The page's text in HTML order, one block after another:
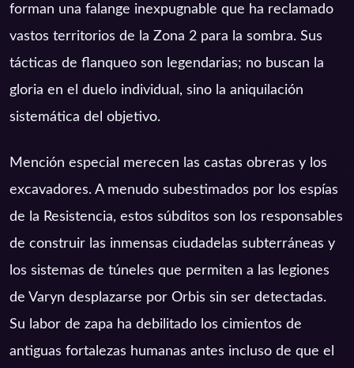
forman una falange inexpugnable que ha reclamado
vastos territorios de la Zona 2 para la sombra. Sus
tácticas de flanqueo son legendarias; no buscan la
gloria en el duelo individual, sino la aniquilación
sistemática del objetivo.
Mención especial merecen las castas obreras y los
excavadores. A menudo subestimados por los espías
de la Resistencia, estos súbditos son los responsables
de construir las inmensas ciudadelas subterráneas y
los sistemas de túneles que permiten a las legiones
de Varyn desplazarse por Orbis sin ser detectadas.
Su labor de zapa ha debilitado los cimientos de
antiguas fortalezas humanas antes incluso de que el